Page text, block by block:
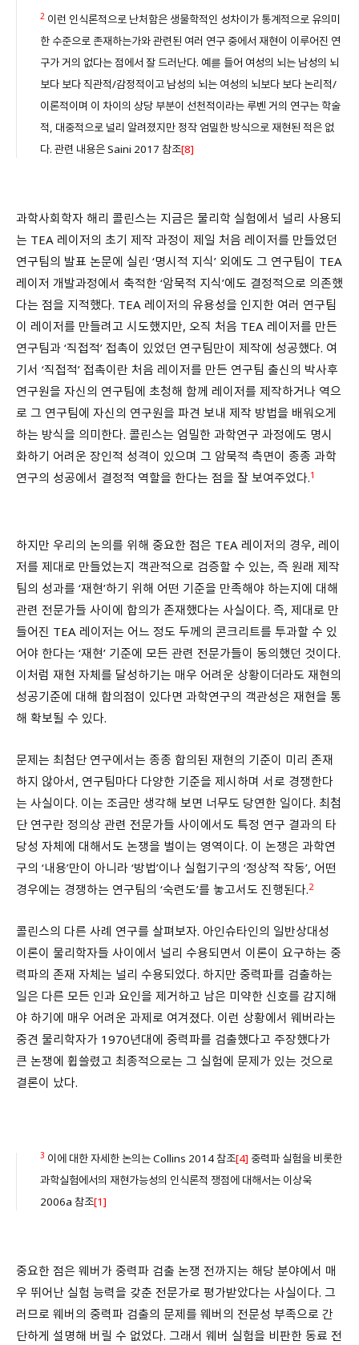
2 이런 인식론적으로 난처함은 생물학적인 성차이가 통계적으로 유의미
한 수준으로 존재하는가와 관련된 여러 연구 중에서 재현이 이루어진 연
구가 거의 없다는 점에서 잘 드러난다. 예륻 들어 여성의 뇌는 남성의 뇌
보다 보다 직관적/감정적이고 남성의 뇌는 여성의 뇌보다 보다 논리적/
이론적이며 이 차이의 상당 부분이 선천적이라는 루벤 거의 연구는 학술
적, 대중적으로 널리 알려졌지만 정작 엄밀한 방식으로 재현된 적은 없
다. 관련 내용은 Saini 2017 참조[8]
과학사회학자 해리 콜린스는 지금은 물리학 실험에서 널리 사용되
는 TEA 레이저의 초기 제작 과정이 제일 처음 레이저를 만들었던
연구팀의 발표 논문에 실린 ‘명시적 지식’ 외에도 그 연구팀이 TEA
레이저 개발과정에서 축적한 ‘암묵적 지식’에도 결정적으로 의존했
다는 점을 지적했다. TEA 레이저의 유용성을 인지한 여러 연구팀
이 레이저를 만들려고 시도했지만, 오직 처음 TEA 레이저를 만든
연구팀과 ‘직접적’ 접촉이 있었던 연구팀만이 제작에 성공했다. 여
기서 ‘직접적’ 접촉이란 처음 레이저를 만든 연구팀 출신의 박사후
연구원을 자신의 연구팀에 초청해 함께 레이저를 제작하거나 역으
로 그 연구팀에 자신의 연구원을 파견 보내 제작 방법을 배워오게
하는 방식을 의미한다. 콜린스는 엄밀한 과학연구 과정에도 명시
화하기 어려운 장인적 성격이 있으며 그 암묵적 측면이 종종 과학
연구의 성공에서 결정적 역할을 한다는 점을 잘 보여주었다.1
하지만 우리의 논의를 위해 중요한 점은 TEA 레이저의 경우, 레이
저를 제대로 만들었는지 객관적으로 검증할 수 있는, 즉 원래 제작
팀의 성과를 ‘재현’하기 위해 어떤 기준을 만족해야 하는지에 대해
관련 전문가들 사이에 합의가 존재했다는 사실이다. 즉, 제대로 만
들어진 TEA 레이저는 어느 정도 두께의 콘크리트를 투과할 수 있
어야 한다는 ‘재현’ 기준에 모든 관련 전문가들이 동의했던 것이다.
이처럼 재현 자체를 달성하기는 매우 어려운 상황이더라도 재현의
성공기준에 대해 합의점이 있다면 과학연구의 객관성은 재현을 통
해 확보될 수 있다.
문제는 최첨단 연구에서는 종종 합의된 재현의 기준이 미리 존재
하지 않아서, 연구팀마다 다양한 기준을 제시하며 서로 경쟁한다
는 사실이다. 이는 조금만 생각해 보면 너무도 당연한 일이다. 최첨
단 연구란 정의상 관련 전문가들 사이에서도 특정 연구 결과의 타
당성 자체에 대해서도 논쟁을 벌이는 영역이다. 이 논쟁은 과학연
구의 ‘내용’만이 아니라 ‘방법’이나 실험기구의 ‘정상적 작동’, 어떤
경우에는 경쟁하는 연구팀의 ‘숙련도’를 놓고서도 진행된다.2
콜린스의 다른 사례 연구를 살펴보자. 아인슈타인의 일반상대성
이론이 물리학자들 사이에서 널리 수용되면서 이론이 요구하는 중
력파의 존재 자체는 널리 수용되었다. 하지만 중력파를 검출하는
일은 다른 모든 인과 요인을 제거하고 남은 미약한 신호를 감지해
야 하기에 매우 어려운 과제로 여겨졌다. 이런 상황에서 웨버라는
중견 물리학자가 1970년대에 중력파를 검출했다고 주장했다가
큰 논쟁에 휩쓸렸고 최종적으로는 그 실험에 문제가 있는 것으로
결론이 났다.
3 이에 대한 자세한 논의는 Collins 2014 참조[4] 중력파 실험을 비롯한
과학실험에서의 재현가능성의 인식론적 쟁점에 대해서는 이상욱
2006a 참조[1]
중요한 점은 웨버가 중력파 검출 논쟁 전까지는 해당 분야에서 매
우 뛰어난 실험 능력을 갖춘 전문가로 평가받았다는 사실이다. 그
러므로 웨버의 중력파 검출의 문제를 웨버의 전문성 부족으로 간
단하게 설명해 버릴 수 없었다. 그래서 웨버 실험을 비판한 동료 전